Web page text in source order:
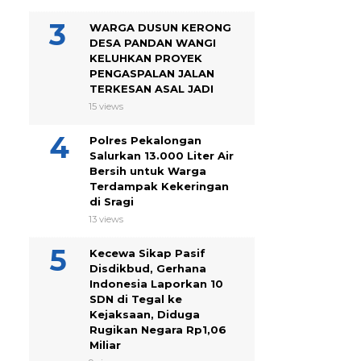
WARGA DUSUN KERONG
DESA PANDAN WANGI
KELUHKAN PROYEK
PENGASPALAN JALAN
TERKESAN ASAL JADI
15 views
Polres Pekalongan
Salurkan 13.000 Liter Air
Bersih untuk Warga
Terdampak Kekeringan
di Sragi
13 views
Kecewa Sikap Pasif
Disdikbud, Gerhana
Indonesia Laporkan 10
SDN di Tegal ke
Kejaksaan, Diduga
Rugikan Negara Rp1,06
Miliar